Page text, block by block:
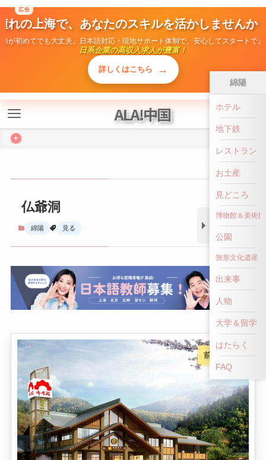
れの上海で、あなたのスキルを活かしませんか
が初めてでも大丈夫。日本語対応・現地サポート体制で、安心してスタートで
日系企業の高収入求人が豊富！
詳しくはこちら
ALA!中国
+
仏爺洞
前へ戻る
写真がきれいでない or 表示されない場合は、こちらをクリックして！
👎 NG！ 👍 いいね！
綿陽
ホテル
地下鉄
レストラン
お土産
見どころ
博物館＆美術館
公園
無形文化遺産
出来事
人物
大学＆留学
はたらく
FAQ